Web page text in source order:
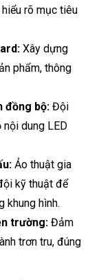
rõ mục tiêu
Xây dựng
phẩm, thông
đồng bộ: Đội
dung LED
Ảo thuật gia
kỹ thuật để
khung hình.
trường: Đảm
trơn tru, đúng